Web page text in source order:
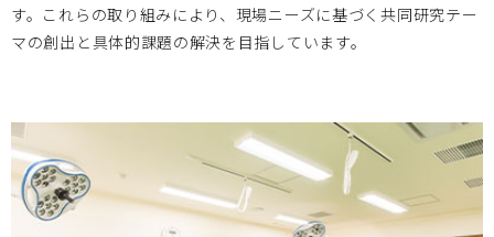
大阪医療センター 2023.02.01
ラム ～次世代医療システム産業化フォーラム2022 特別例会
～のお知らせ
す。これらの取り組みにより、現場ニーズに基づく共同研究テー
マの創出と具体的課題の解決を目指しています。